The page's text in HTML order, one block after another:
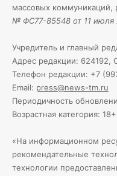
массовых коммуникаций,
№ ФС77-85548 от 11 июля
Учредитель и главный
Адрес редакции: 624192,
Телефон редакции: +7
Email: press@news-tm.ru
Периодичность
Возрастная категория:
«На информационном
рекомендательные
технологии